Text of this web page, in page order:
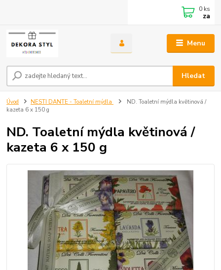
Menu
Hledat
0 ks
za
Úvod NESTI DANTE - Toaletní mýdla
ND. Toaletní mýdla květinová /
kazeta 6 x 150 g
ND. Toaletní mýdla květinová /
kazeta 6 x 150 g